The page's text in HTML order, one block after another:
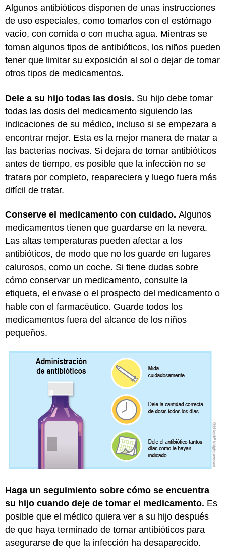
Algunos antibióticos disponen de unas instrucciones
de uso especiales, como tomarlos con el estómago
vacío, con comida o con mucha agua. Mientras se
toman algunos tipos de antibióticos, los niños pueden
tener que limitar su exposición al sol o dejar de tomar
otros tipos de medicamentos.
Dele a su hijo todas las dosis. Su hijo debe tomar
todas las dosis del medicamento siguiendo las
indicaciones de su médico, incluso si se empezara a
encontrar mejor. Esta es la mejor manera de matar a
las bacterias nocivas. Si dejara de tomar antibióticos
antes de tiempo, es posible que la infección no se
tratara por completo, reapareciera y luego fuera más
difícil de tratar.
Conserve el medicamento con cuidado. Algunos
medicamentos tienen que guardarse en la nevera.
Las altas temperaturas pueden afectar a los
antibióticos, de modo que no los guarde en lugares
calurosos, como un coche. Si tiene dudas sobre
cómo conservar un medicamento, consulte la
etiqueta, el envase o el prospecto del medicamento o
hable con el farmacéutico. Guarde todos los
medicamentos fuera del alcance de los niños
pequeños.
Haga un seguimiento sobre cómo se encuentra
su hijo cuando deje de tomar el medicamento. Es
posible que el médico quiera ver a su hijo después
de que haya terminado de tomar antibióticos para
asegurarse de que la infección ha desaparecido.